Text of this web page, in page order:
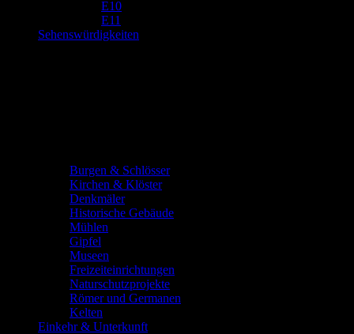
E10
E11
Sehenswürdigkeiten
Burgen & Schlösser
Kirchen & Klöster
Denkmäler
Historische Gebäude
Mühlen
Gipfel
Museen
Freizeiteinrichtungen
Naturschutzprojekte
Römer und Germanen
Kelten
Einkehr & Unterkunft